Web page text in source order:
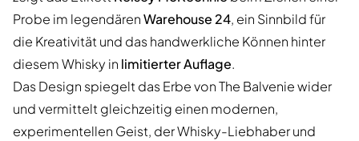
Probe im legendärenWarehouse 24, ein Sinnbild für
die Kreativität und das handwerkliche Können hinter
diesem Whisky in limitierter Auflage.
Das Design spiegelt das Erbe von The Balvenie wider
und vermittelt gleichzeitig einen modernen,
experimentellen Geist, der Whisky-Liebhaber und